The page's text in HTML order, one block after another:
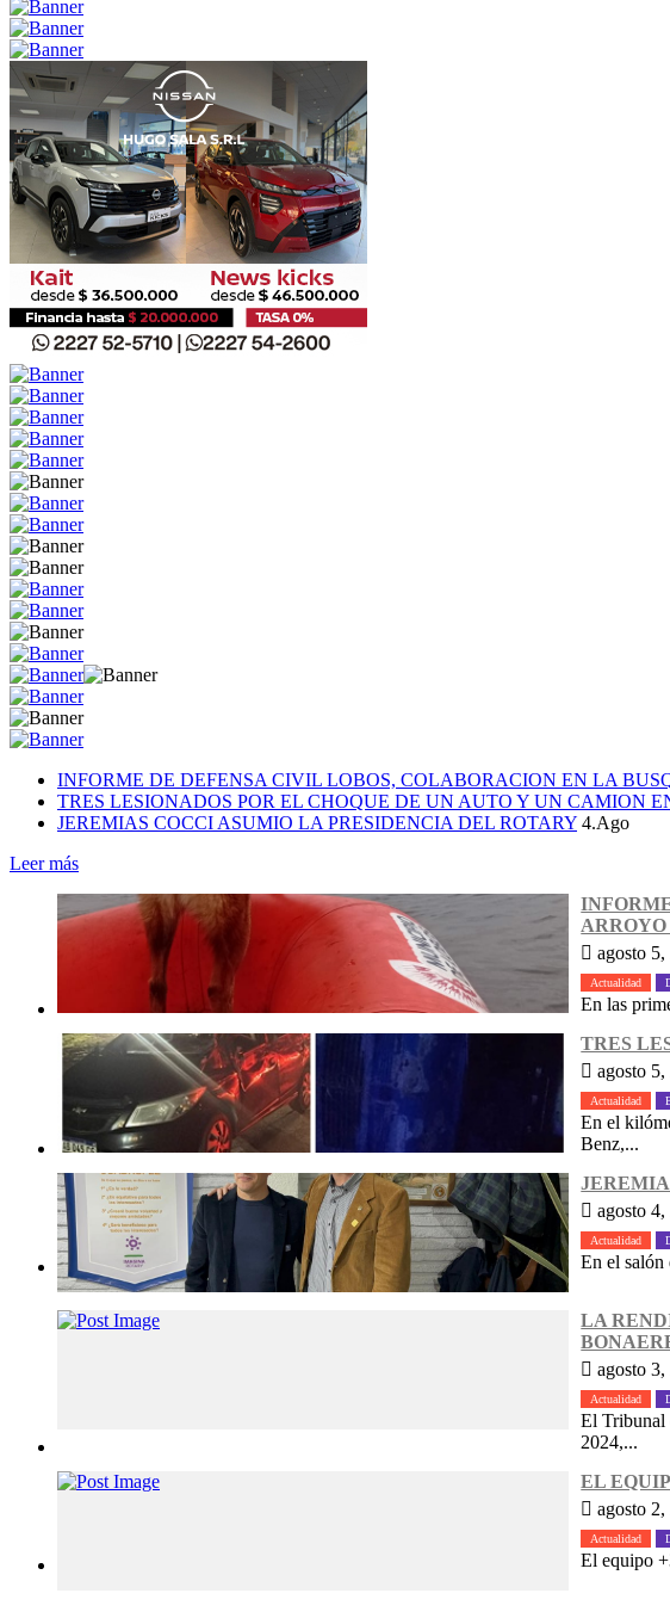
INFORME DE DEFENSA CIVIL LOBOS, COLABORACION EN LA
TRES LESIONADOS POR EL CHOQUE DE UN AUTO Y UN CAMION
JEREMIAS COCCI ASUMIO LA PRESIDENCIA DEL ROTARY 4.Ago
Leer más
agosto
Actualidad
En las
TRES
agosto
Actualidad
En el
Benz,...
agosto
Actualidad
En el salón
LA
agosto
Actualidad
El Tribunal
2024,...
EL
agosto
Actualidad
El equipo